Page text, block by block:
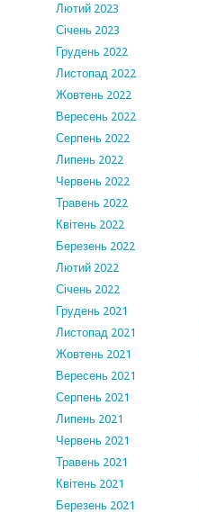
Лютий 2023
Січень 2023
Грудень 2022
Листопад 2022
Жовтень 2022
Вересень 2022
Серпень 2022
Липень 2022
Червень 2022
Травень 2022
Квітень 2022
Березень 2022
Лютий 2022
Січень 2022
Грудень 2021
Листопад 2021
Жовтень 2021
Вересень 2021
Серпень 2021
Липень 2021
Червень 2021
Травень 2021
Квітень 2021
Березень 2021